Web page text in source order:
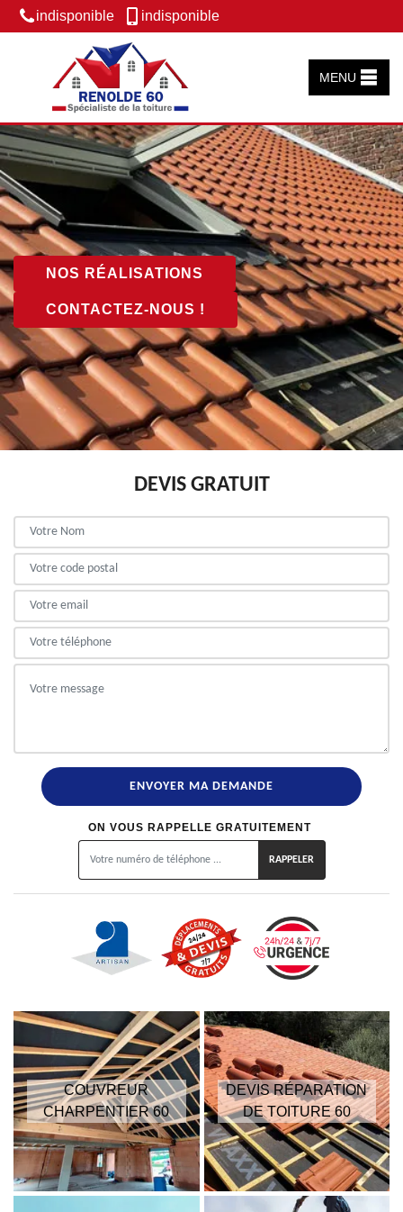
indisponible indisponible
MENU
NOS RÉALISATIONS
CONTACTEZ-NOUS !
DEVIS GRATUIT
ON VOUS RAPPELLE GRATUITEMENT
COUVREUR
CHARPENTIER 60
DEVIS RÉPARATION
DE TOITURE 60